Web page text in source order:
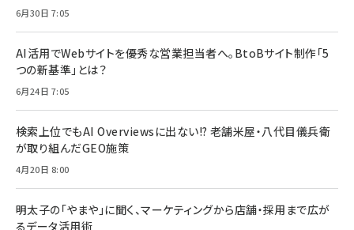
6月30日 7:05
AI活用でWebサイトを優秀な営業担当者へ。BtoBサイト制作「5
つの新基準」とは？
6月24日 7:05
検索上位でもAI Overviewsに出ない!? 老舗米屋・八代目儀兵衛
が取り組んだGEO施策
4月20日 8:00
明太子の「やまや」に聞く、マーケティングから店舗・採用まで広が
るデータ活用術